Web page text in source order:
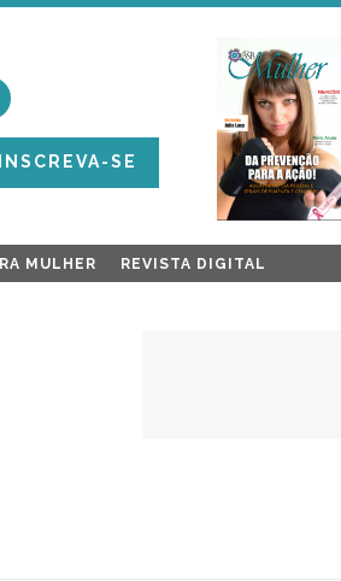
INSCREVA-SE
MULHER REVISTA DIGITAL